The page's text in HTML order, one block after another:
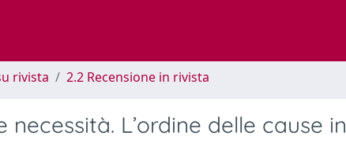
rivista 2.2 Recensione in rivista
L’ordine delle cause in